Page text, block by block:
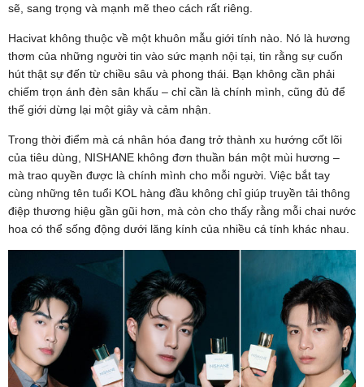
sẽ, sang trọng và mạnh mẽ theo cách rất riêng.
Hacivat không thuộc về một khuôn mẫu giới tính nào. Nó là hương
thơm của những người tin vào sức mạnh nội tại, tin rằng sự cuốn
hút thật sự đến từ chiều sâu và phong thái. Bạn không cần phải
chiếm trọn ánh đèn sân khấu – chỉ cần là chính mình, cũng đủ để
thế giới dừng lại một giây và cảm nhận.
Trong thời điểm mà cá nhân hóa đang trở thành xu hướng cốt lõi
của tiêu dùng, NISHANE không đơn thuần bán một mùi hương –
mà trao quyền được là chính mình cho mỗi người. Việc bắt tay
cùng những tên tuổi KOL hàng đầu không chỉ giúp truyền tải thông
điệp thương hiệu gần gũi hơn, mà còn cho thấy rằng mỗi chai nước
hoa có thể sống động dưới lăng kính của nhiều cá tính khác nhau.